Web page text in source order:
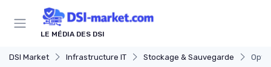
LE MÉDIA DES DSI
DSI Market Infrastructure IT Stockage & Sauvegarde
Panneau de gestion des cookies